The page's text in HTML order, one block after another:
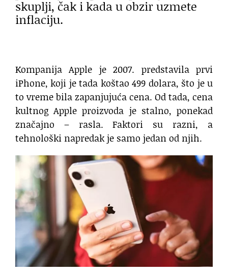
skuplji, čak i kada u obzir uzmete
inflaciju.
Kompanija Apple je 2007. predstavila prvi
iPhone, koji je tada koštao 499 dolara, što je u
to vreme bila zapanjujuća cena. Od tada, cena
kultnog Apple proizvoda je stalno, ponekad
značajno – rasla. Faktori su razni, a
tehnološki napredak je samo jedan od njih.